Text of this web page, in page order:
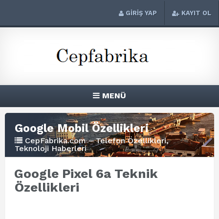
GİRİŞ YAP KAYIT OL
MENÜ
Google Mobil Özellikleri
CepFabrika.com – Telefon Özellikleri,
Teknoloji Haberleri
Google Pixel 6a Teknik
Özellikleri